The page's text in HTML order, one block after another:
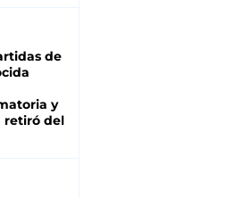
de
y
retiró del